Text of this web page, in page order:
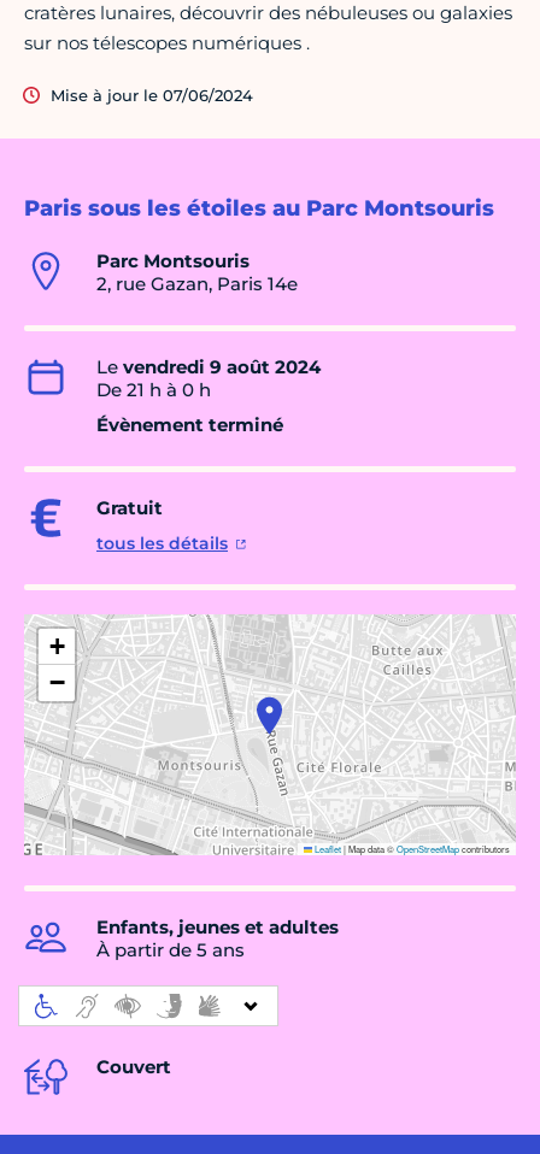
Paris sous les étoiles au Parc Montsouris
Parc Montsouris
2, rue Gazan, Paris 14e
Le vendredi 9 août 2024
De 21 h à 0 h
Évènement terminé
Gratuit
tous les détails
+
−
Leaflet|Map data ©OpenStreetMapcontributors
Enfants, jeunes et adultes
À partir de 5 ans
Couvert
cratères lunaires, découvrir des nébuleuses ou galaxies
sur nos télescopes numériques .
Mise à jour le 07/06/2024